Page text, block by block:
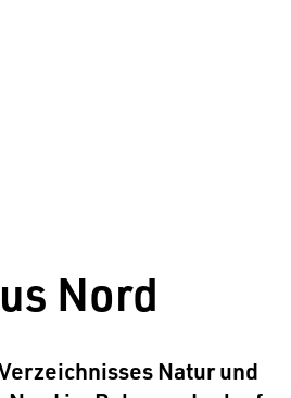
Nord
Natur und